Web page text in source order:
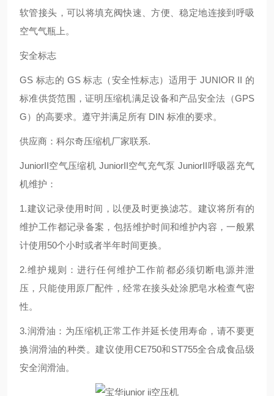
软管接头，可以将填充阀快速、方便、稳定地连接到呼吸
空气气瓶上。
安全标志
GS 标志的 GS 标志（安全性标志）适用于 JUNIOR II 的
标准供货范围，证明压缩机满足设备和产品安全法（GPS
G）的高要求。遵守并满足所有 DIN 标准的要求。
供应商：科尔奇压缩机厂家联系.
JuniorII空气压缩机 JuniorII空气充气泵 JuniorII呼吸器充气
机维护：
1.建议记录使用时间，以便及时更换滤芯。建议将所有的
维护工作都记录备案，包括维护时间和维护内容，一般累
计使用50个小时或者半年时间更换。
2.维护规则：进行任何维护工作前都必须切断电源并泄
压，只能使用原厂配件，经常在接头处涂肥皂水检查气密
性。
3.润滑油：为压缩机正常工作并延长使用寿命，请不要更
换润滑油的种类。建议使用CE750和ST755全合成食品级
安全润滑油。